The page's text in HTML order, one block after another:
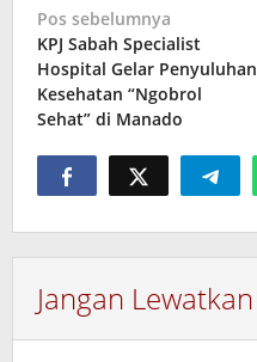
Navigasi
pos
Pos sebelumnya
KPJ Sabah Specialist
Hospital Gelar Penyuluhan
Kesehatan “Ngobrol
Sehat” di Manado
Jangan Lewatkan